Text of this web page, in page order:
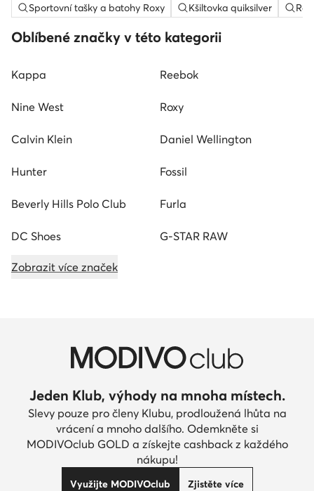
Sportovní tašky a batohy Roxy Kšiltovka quiksilver
Oblíbené značky v této kategorii
Kappa Reebok
Nine West Roxy
Calvin Klein Daniel Wellington
Hunter Fossil
Beverly Hills Polo Club Furla
DC Shoes G-STAR RAW
Zobrazit více značek
Jeden Klub, výhody na mnoha místech.
Slevy pouze pro členy Klubu, prodloužená lhůta na
vrácení a mnoho dalšího. Odemkněte si
MODIVOclub GOLD a získejte cashback z každého
nákupu!
Využijte MODIVOclub Zjistěte více